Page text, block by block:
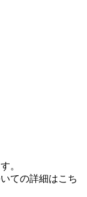
。
ての詳細はこち